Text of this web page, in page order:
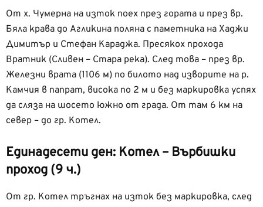
От х. Чумерна на изток поех през гората и през вр.
Бяла крава до Агликина поляна с паметника на Хаджи
Димитър и Стефан Караджа. Пресякох прохода
Вратник (Сливен – Стара река). След това – през вр.
Железни врата (1106 м) по билото над изворите на р.
Камчия в папрат, висока по 2 м и без маркировка успях
да сляза на шосето южно от града. От там 6 км на
север – до гр. Котел.
Единадесети ден: Котел – Върбишки
проход (9 ч.)
От гр. Котел тръгнах на изток без маркировка, след